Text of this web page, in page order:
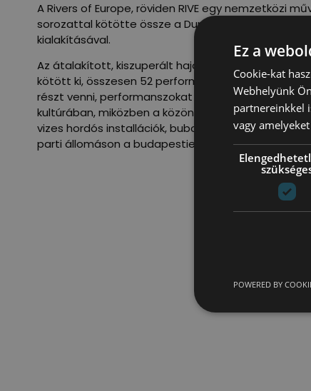
A Rivers of Europe, röviden RIVE egy nemzetközi
sorozattal kötötte össze a Duna partján élőket. A
kialakításával.
Az átalakított, kiszuperált hajó Fekete erdőtől a
kötött ki, összesen 52 performansz mutattak be
részt venni, performanszokat megtekinteni. Az
kultúrában, miközben a közönségbarát
vizes hordós installációk, buborékgyár és lámpa
parti állomáson a budapestiek is megnézhettek.
Ez a
Cookie-kat
Webhelyünk
partnereinkkel
vagy
POWERED BY